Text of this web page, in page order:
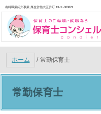
有料職業紹介事業 厚生労働大臣許可 13-ユ-303821
ホーム / 常勤保育士
常勤保育士